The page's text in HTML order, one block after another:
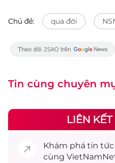
Chủ đề: qua đời
Tin cùng chuyên
LIÊN
Khám phá tin tức
cùng